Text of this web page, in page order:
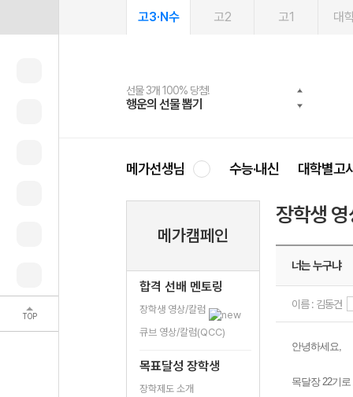
TOP
고3·N수 고2 고1 대
선물 3개 100% 당첨!
행운의 선물 뽑기
선물 100% 증정!
메가스터디 X 올리브
2027 러셀 단과
강사 공개선발
스마트러닝앱
설문 EVENT
메가패스
3일 무료 체험권
메가패스 수강생 무료혜택!
메가클럽 멤버십
사회공헌 캠페인
희망이룸 메가나눔
메가선생님 수능·내신 대학별고
메가캠페인
합격 선배 멘토링
장학생 영상/칼럼
큐브 영상/칼럼(QCC)
목표달성 장학생
장학제도 소개
장학생
너는 누구냐
이름 : 김동건
안녕하세요,
목달장 22기